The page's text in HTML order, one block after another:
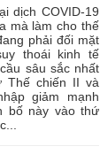
dịch COVID-19
mà làm cho thế
phải đối mặt
thoái kinh tế
sâu sắc nhất
Thế chiến II và
giảm mạnh
bố này vào thứ